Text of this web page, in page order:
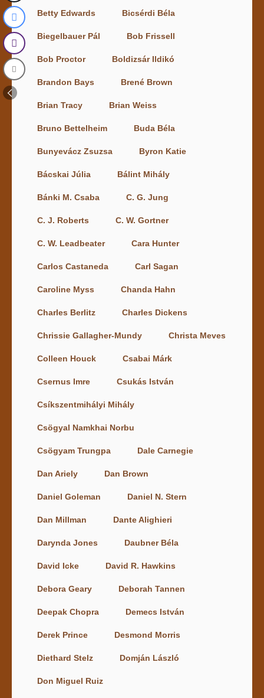
Betty Edwards Bicsérdi Béla
Biegelbauer Pál Bob Frissell
Bob Proctor Boldizsár Ildikó
Brandon Bays Brené Brown
Brian Tracy Brian Weiss
Bruno Bettelheim Buda Béla
Bunyevácz Zsuzsa Byron Katie
Bácskai Júlia Bálint Mihály
Bánki M. Csaba C. G. Jung
C. J. Roberts C. W. Gortner
C. W. Leadbeater Cara Hunter
Carlos Castaneda Carl Sagan
Caroline Myss Chanda Hahn
Charles Berlitz Charles Dickens
Chrissie Gallagher-Mundy Christa Meves
Colleen Houck Csabai Márk
Csernus Imre Csukás István
Csíkszentmihályi Mihály
Csögyal Namkhai Norbu
Csögyam Trungpa Dale Carnegie
Dan Ariely Dan Brown
Daniel Goleman Daniel N. Stern
Dan Millman Dante Alighieri
Darynda Jones Daubner Béla
David Icke David R. Hawkins
Debora Geary Deborah Tannen
Deepak Chopra Demecs István
Derek Prince Desmond Morris
Diethard Stelz Domján László
Don Miguel Ruiz